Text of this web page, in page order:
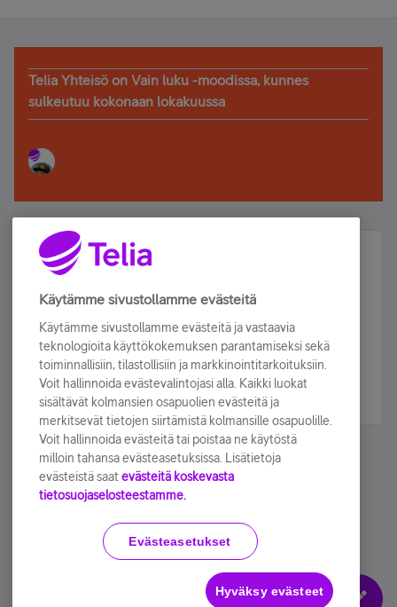
Telia Yhteisö on Vain luku -moodissa, kunnes
sulkeutuu kokonaan lokakuussa
Älä jää paitsi – osallistu ja voita!
Tilaa Telian uutiskirje ja olet mukana arvonnassa.
sähköpostiisi.
Tilaa nyt
Käyttöehdot Accessibility statement
Evästeasetukset
Käytämme sivustollamme evästeitä
Käytämme sivustollamme evästeitä ja vastaavia
teknologioita käyttökokemuksen parantamiseksi sekä
toiminnallisiin, tilastollisiin ja markkinointitarkoituksiin.
Voit hallinnoida evästevalintojasi alla. Kaikki luokat
sisältävät kolmansien osapuolien evästeitä ja
merkitsevät tietojen siirtämistä kolmansille osapuolille.
Voit hallinnoida evästeitä tai poistaa ne käytöstä
milloin tahansa evästeasetuksissa. Lisätietoja
evästeistä saat evästeitä koskevasta
tietosuojaselosteestamme.
Evästeasetukset
Hyväksy evästeet